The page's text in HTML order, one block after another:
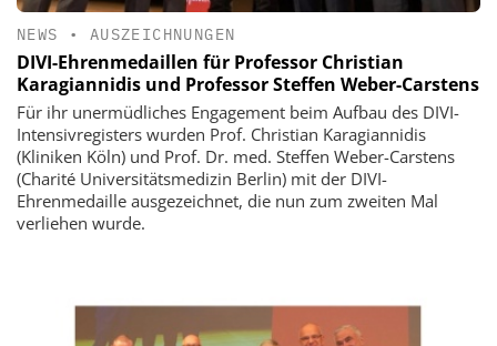
NEWS • AUSZEICHNUNGEN
DIVI-Ehrenmedaillen für Professor Christian
Karagiannidis und Professor Steffen Weber-Carstens
Für ihr unermüdliches Engagement beim Aufbau des DIVI-
Intensivregisters wurden Prof. Christian Karagiannidis
(Kliniken Köln) und Prof. Dr. med. Steffen Weber-Carstens
(Charité Universitätsmedizin Berlin) mit der DIVI-
Ehrenmedaille ausgezeichnet, die nun zum zweiten Mal
verliehen wurde.